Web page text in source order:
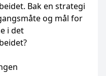
Bak en strategi
og mål for
i det